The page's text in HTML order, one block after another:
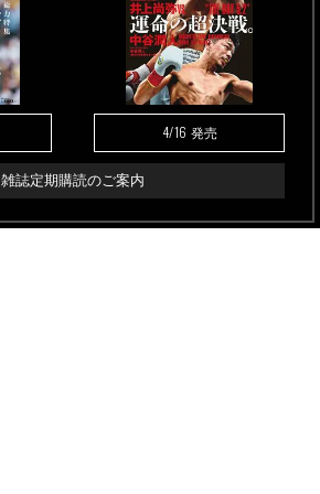
4/16 発売
雑誌定期購読のご案内